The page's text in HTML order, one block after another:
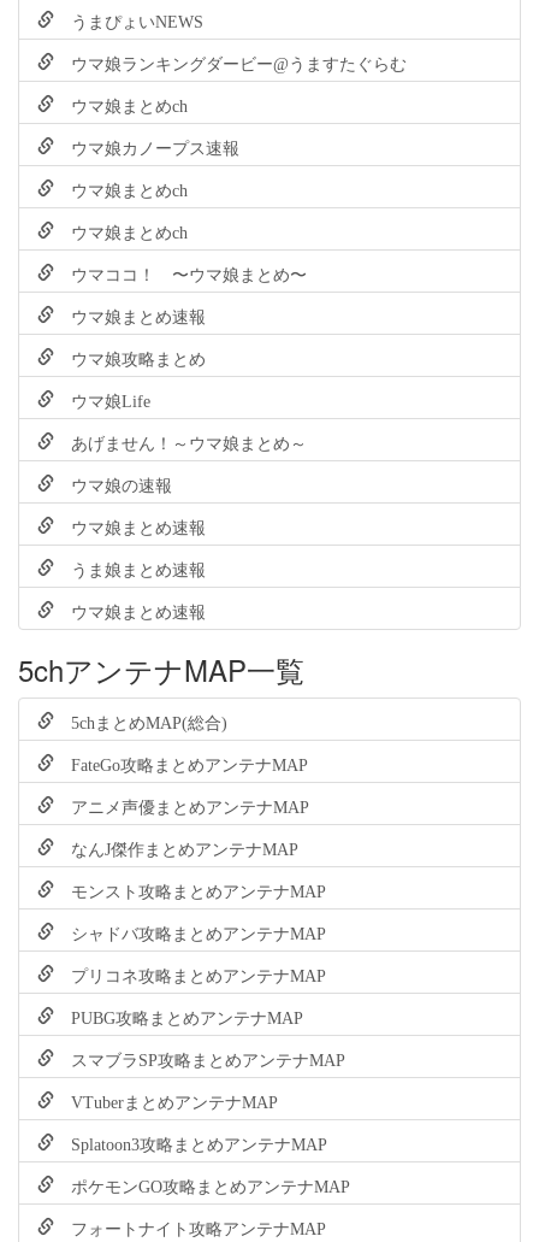
うまぴょいNEWS
ウマ娘ランキングダービー@うますたぐらむ
ウマ娘まとめch
ウマ娘カノープス速報
ウマ娘まとめch
ウマ娘まとめch
ウマココ！ 〜ウマ娘まとめ〜
ウマ娘まとめ速報
ウマ娘攻略まとめ
ウマ娘Life
あげません！～ウマ娘まとめ～
ウマ娘の速報
ウマ娘まとめ速報
うま娘まとめ速報
ウマ娘まとめ速報
5chアンテナMAP一覧
5chまとめMAP(総合)
FateGo攻略まとめアンテナMAP
アニメ声優まとめアンテナMAP
なんJ傑作まとめアンテナMAP
モンスト攻略まとめアンテナMAP
シャドバ攻略まとめアンテナMAP
プリコネ攻略まとめアンテナMAP
PUBG攻略まとめアンテナMAP
スマブラSP攻略まとめアンテナMAP
VTuberまとめアンテナMAP
Splatoon3攻略まとめアンテナMAP
ポケモンGO攻略まとめアンテナMAP
フォートナイト攻略アンテナMAP